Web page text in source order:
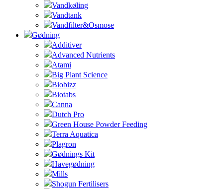
Vandkøling
Vandtank
Vandfilter&Osmose
Gødning
Additiver
Advanced Nutrients
Atami
Big Plant Science
Biobizz
Biotabs
Canna
Dutch Pro
Green House Powder Feeding
Terra Aquatica
Plagron
Gødnings Kit
Havegødning
Mills
Shogun Fertilisers